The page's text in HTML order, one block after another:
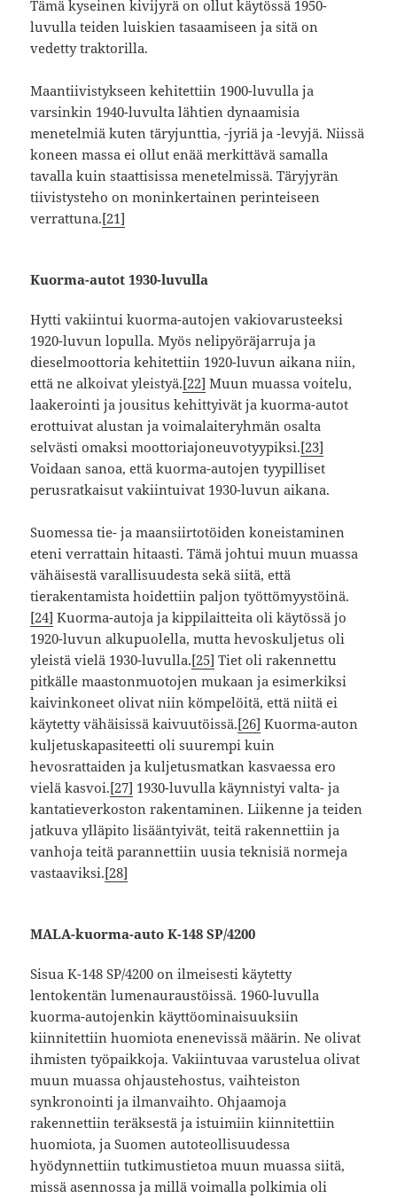
Tämä kyseinen kivijyrä on ollut käytössä 1950-
luvulla teiden luiskien tasaamiseen ja sitä on
vedetty traktorilla.
Maantiivistykseen kehitettiin 1900-luvulla ja
varsinkin 1940-luvulta lähtien dynaamisia
menetelmiä kuten täryjunttia, -jyriä ja -levyjä. Niissä
koneen massa ei ollut enää merkittävä samalla
tavalla kuin staattisissa menetelmissä. Täryjyrän
tiivistysteho on moninkertainen perinteiseen
verrattuna.[21]
Kuorma-autot 1930-luvulla
Hytti vakiintui kuorma-autojen vakiovarusteeksi
1920-luvun lopulla. Myös nelipyöräjarruja ja
dieselmoottoria kehitettiin 1920-luvun aikana niin,
että ne alkoivat yleistyä.[22] Muun muassa voitelu,
laakerointi ja jousitus kehittyivät ja kuorma-autot
erottuivat alustan ja voimalaiteryhmän osalta
selvästi omaksi moottoriajoneuvotyypiksi.[23]
Voidaan sanoa, että kuorma-autojen tyypilliset
perusratkaisut vakiintuivat 1930-luvun aikana.
Suomessa tie- ja maansiirtotöiden koneistaminen
eteni verrattain hitaasti. Tämä johtui muun muassa
vähäisestä varallisuudesta sekä siitä, että
tierakentamista hoidettiin paljon työttömyystöinä.
[24] Kuorma-autoja ja kippilaitteita oli käytössä jo
1920-luvun alkupuolella, mutta hevoskuljetus oli
yleistä vielä 1930-luvulla.[25] Tiet oli rakennettu
pitkälle maastonmuotojen mukaan ja esimerkiksi
kaivinkoneet olivat niin kömpelöitä, että niitä ei
käytetty vähäisissä kaivuutöissä.[26] Kuorma-auton
kuljetuskapasiteetti oli suurempi kuin
hevosrattaiden ja kuljetusmatkan kasvaessa ero
vielä kasvoi.[27] 1930-luvulla käynnistyi valta- ja
kantatieverkoston rakentaminen. Liikenne ja teiden
jatkuva ylläpito lisääntyivät, teitä rakennettiin ja
vanhoja teitä parannettiin uusia teknisiä normeja
vastaaviksi.[28]
MALA-kuorma-auto K-148 SP/4200
Sisua K-148 SP/4200 on ilmeisesti käytetty
lentokentän lumenauraustöissä. 1960-luvulla
kuorma-autojenkin käyttöominaisuuksiin
kiinnitettiin huomiota enenevissä määrin. Ne olivat
ihmisten työpaikkoja. Vakiintuvaa varustelua olivat
muun muassa ohjaustehostus, vaihteiston
synkronointi ja ilmanvaihto. Ohjaamoja
rakennettiin teräksestä ja istuimiin kiinnitettiin
huomiota, ja Suomen autoteollisuudessa
hyödynnettiin tutkimustietoa muun muassa siitä,
missä asennossa ja millä voimalla polkimia oli